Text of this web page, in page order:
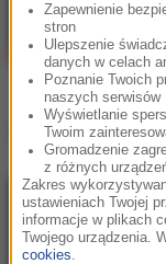
Inne teledyski
Zapewnienie
stron
Ulepszenie
danych w celach
Poznanie Twoich
naszych serwisów
Wyświetlanie
Twoim
Gromadzenie
z różnych
Zakres
ustawieniach Twojej
informacje w plikach
Twojego urządzenia.
cookies